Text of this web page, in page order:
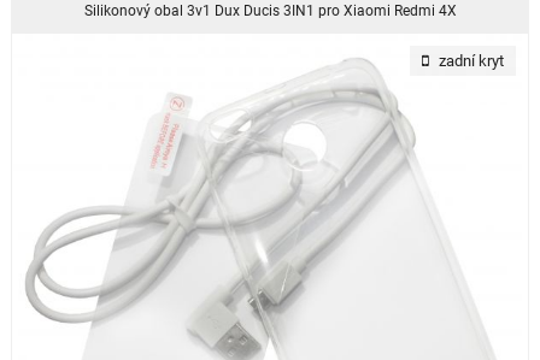
Silikonový obal 3v1 Dux Ducis 3IN1 pro Xiaomi Redmi 4X
zadní kryt